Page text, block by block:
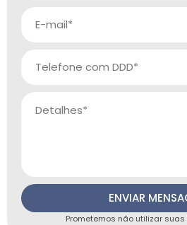
ENVIAR
Prometemos não utilizar